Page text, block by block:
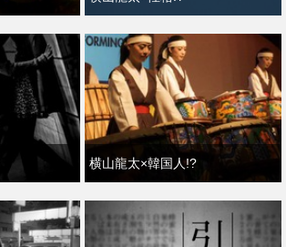
横山龍太×韓国人!?